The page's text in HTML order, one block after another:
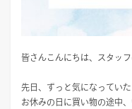
皆さんこんにちは、スタッフ
先日、ずっと気になってい
お休みの日に買い物の途中